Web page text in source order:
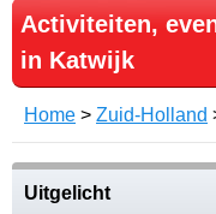
Activiteiten,
in Katwijk
Home > Zuid-Holland
Uitgelicht